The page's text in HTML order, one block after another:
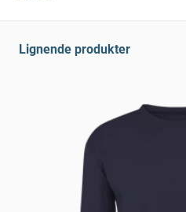
Lignende produkter